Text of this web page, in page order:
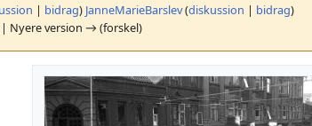
| bidrag) JanneMarieBarslev(diskussion | bidrag)
Nyere version → (forskel)